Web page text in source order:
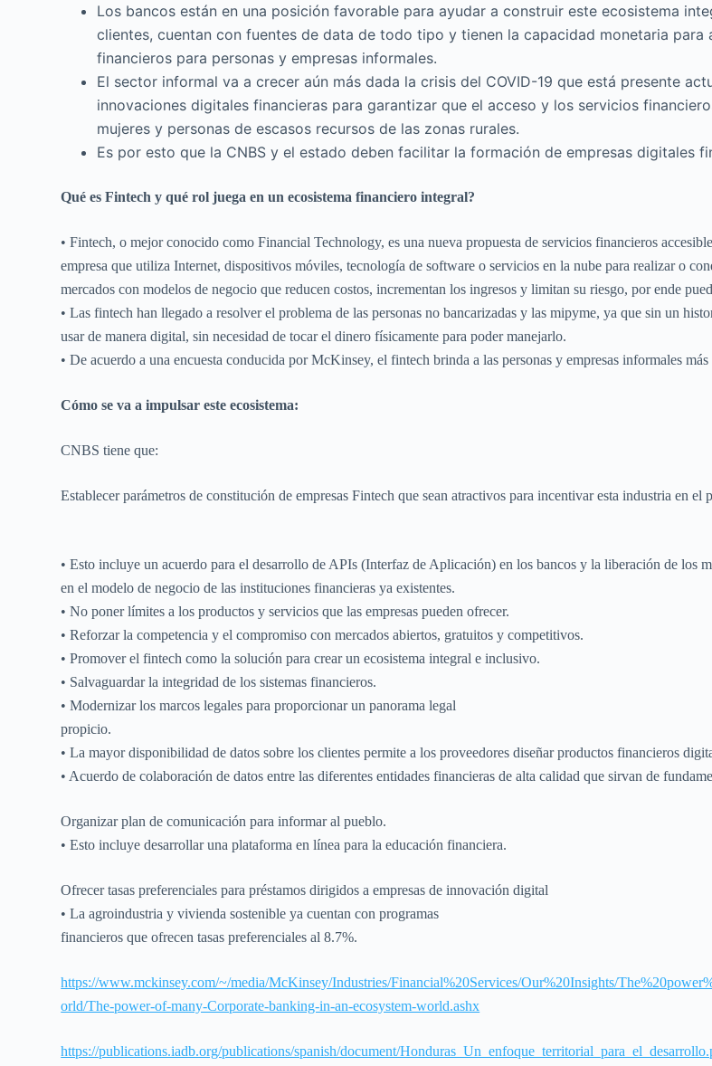
Los bancos están en una posición favorable para ayudar a construir este ecosistema
clientes, cuentan con fuentes de data de todo tipo y tienen la capacidad monetaria
financieros para personas y empresas informales.
El sector informal va a crecer aún más dada la crisis del COVID-19 que está presente
innovaciones digitales financieras para garantizar que el acceso y los servicios
mujeres y personas de escasos recursos de las zonas rurales.
Es por esto que la CNBS y el estado deben facilitar la formación de empresas digitales
Qué es Fintech y qué rol juega en un ecosistema financiero integral?
• Fintech, o mejor conocido como Financial Technology, es una nueva propuesta de servicios financieros
empresa que utiliza Internet, dispositivos móviles, tecnología de software o servicios en la nube para realizar o
mercados con modelos de negocio que reducen costos, incrementan los ingresos y limitan su riesgo, por ende
• Las fintech han llegado a resolver el problema de las personas no bancarizadas y las mipyme, ya que sin un
usar de manera digital, sin necesidad de tocar el dinero físicamente para poder manejarlo.
• De acuerdo a una encuesta conducida por McKinsey, el fintech brinda a las personas y empresas informales
Cómo se va a impulsar este ecosistema:
CNBS tiene que:
Establecer parámetros de constitución de empresas Fintech que sean atractivos para incentivar esta industria en el
• Esto incluye un acuerdo para el desarrollo de APIs (Interfaz de Aplicación) en los bancos y la liberación de los
en el modelo de negocio de las instituciones financieras ya existentes.
• No poner límites a los productos y servicios que las empresas pueden ofrecer.
• Reforzar la competencia y el compromiso con mercados abiertos, gratuitos y competitivos.
• Promover el fintech como la solución para crear un ecosistema integral e inclusivo.
• Salvaguardar la integridad de los sistemas financieros.
• Modernizar los marcos legales para proporcionar un panorama legal
propicio.
• La mayor disponibilidad de datos sobre los clientes permite a los proveedores diseñar productos financieros
• Acuerdo de colaboración de datos entre las diferentes entidades financieras de alta calidad que sirvan de
Organizar plan de comunicación para informar al pueblo.
• Esto incluye desarrollar una plataforma en línea para la educación financiera.
Ofrecer tasas preferenciales para préstamos dirigidos a empresas de innovación digital
• La agroindustria y vivienda sostenible ya cuentan con programas
financieros que ofrecen tasas preferenciales al 8.7%.
https://www.mckinsey.com/~/media/McKinsey/Industries/Financial%20Services/Our%20Insights/
orld/The-power-of-many-Corporate-banking-in-an-ecosystem-world.ashx
https://publications.iadb.org/publications/spanish/document/